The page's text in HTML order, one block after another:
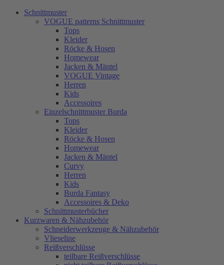
Schnittmuster
VOGUE patterns Schnittmuster
Tops
Kleider
Röcke & Hosen
Homewear
Jacken & Mäntel
VOGUE Vintage
Herren
Kids
Accessoires
Einzelschnittmuster Burda
Tops
Kleider
Röcke & Hosen
Homewear
Jacken & Mäntel
Curvy
Herren
Kids
Burda Fantasy
Accessoires & Deko
Schnittmusterbücher
Kurzwaren & Nähzubehör
Schneiderwerkzeuge & Nähzubehör
Vlieseline
Reißverschlüsse
teilbare Reißverschlüsse